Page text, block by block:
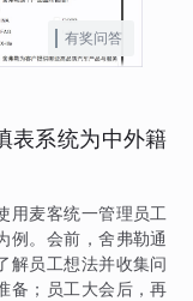
有奖问答
表系统为中外籍
用麦客统一管理员工
例。会前，舍弗勒通
解员工想法并收集问
备；员工大会后，再